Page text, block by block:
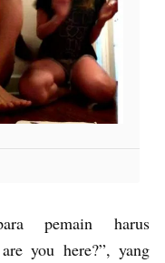
pemain harus
you here?”, yang